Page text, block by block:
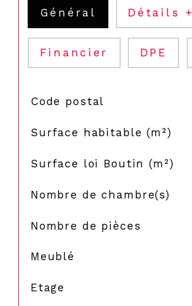
Général Détails +
Financier DPE
TRAD_SIROCCO_Caracteristique
Code postal
Surface habitable (m²)
Surface loi Boutin (m²)
Nombre de chambre(s)
Nombre de pièces
Meublé
Etage